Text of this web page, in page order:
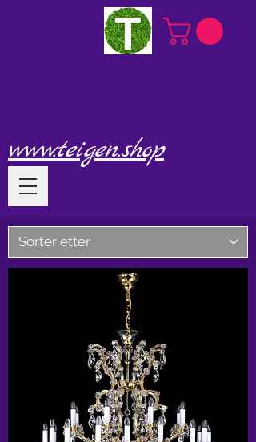
www.teigen.shop